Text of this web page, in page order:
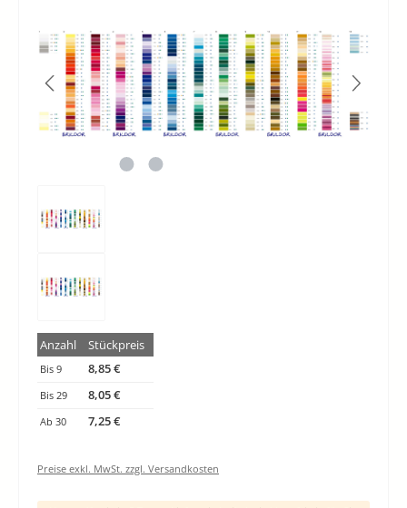
Anzahl Stückpreis
Bis9 8,85 €
Bis 29 8,05 €
Ab30 7,25 €
Preise exkl. MwSt. zzgl. Versandkosten